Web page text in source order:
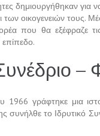
δημιουργήθηκαν για
των οικογενειών τους.
που θα εξέφραζε
1966 γράφτηκε μια
συνήλθε το Ιδρυτικό